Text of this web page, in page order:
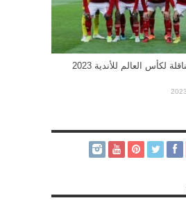
14 قناة.. القنوات الناقلة لكأس العالم للأندية 2023